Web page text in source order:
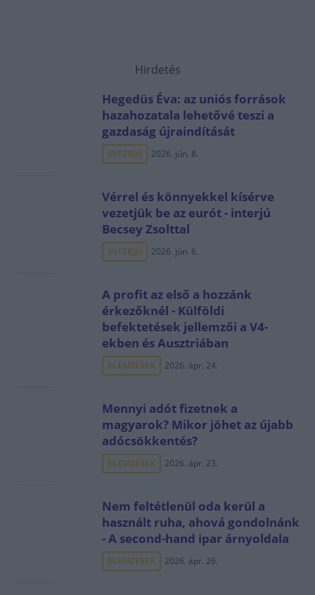
Hirdetés
Hegedüs Éva: az uniós források
hazahozatala lehetővé teszi a
gazdaság újraindítását
INTERJÚ 2026. jún. 8.
Vérrel és könnyekkel kísérve
vezetjük be az eurót - interjú
Becsey Zsolttal
INTERJÚ 2026. jún. 6.
A profit az első a hozzánk
érkezőknél - Külföldi
befektetések jellemzői a V4-
ekben és Ausztriában
ELEMZÉSEK 2026. ápr. 24.
Mennyi adót fizetnek a
magyarok? Mikor jöhet az újabb
adócsökkentés?
ELEMZÉSEK 2026. ápr. 23.
Nem feltétlenül oda kerül a
használt ruha, ahová gondolnánk
- A second-hand ipar árnyoldala
ELEMZÉSEK 2026. ápr. 26.